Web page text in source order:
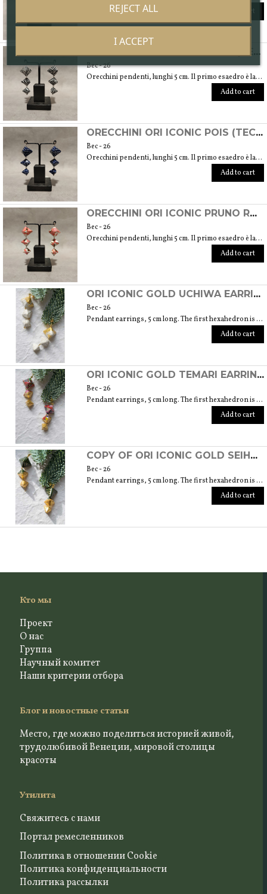
Add to cart
ORECCHINI ORI ICONIC ONDE (TECNICA ORIGAMI CON CARTE ARTIGIANALI GIAPPONESI CHIYOGAMI)
Вес - 26
Orecchini pendenti, lunghi 5 cm. Il primo esaedro è largo 2 cm e alto 1,5 cm
Add to cart
ORECCHINI ORI ICONIC POIS (TECNICA ORIGAMI CON CARTE ARTIGIANALI GIAPPONESI CHIYOGAMI)
Вес - 26
Orecchini pendenti, lunghi 5 cm. Il primo esaedro è largo 2 cm e alto 1,5 cm
Add to cart
ORECCHINI ORI ICONIC PRUNO ROSA (TECNICA ORIGAMI CON CARTE ARTIGIANALI GIAPPONESI CHIYOGAMI)
Вес - 26
Orecchini pendenti, lunghi 5 cm. Il primo esaedro è largo 2 cm e alto 1,5 cm
Add to cart
ORI ICONIC GOLD UCHIWA EARRINGS (ORIGAMI TECHNIQUE WITH JAPANESE CHIYOGAMI CRAFT PAPERS)
Вес - 26
Pendant earrings, 5 cm long. The first hexahedron is 2 cm wide and 1.5 cm high.
Add to cart
ORI ICONIC GOLD TEMARI EARRINGS (ORIGAMI TECHNIQUE WITH JAPANESE CHIYOGAMI CRAFT PAPERS)
Вес - 26
Pendant earrings, 5 cm long. The first hexahedron is 2 cm wide and 1.5 cm high.
Add to cart
COPY OF ORI ICONIC GOLD SEIHOUKEI EARRINGS (ORIGAMI TECHNIQUE WITH JAPANESE CHIYOGAMI CRAFT PAPERS)
Вес - 26
Pendant earrings, 5 cm long. The first hexahedron is 2 cm wide and 1.5 cm high.
Add to cart
Кто мы
Проект
О нас
Группа
Научный комитет
Наши критерии отбора
Блог и новостные статьи
Место, где можно поделиться историей живой,
трудолюбивой Венеции, мировой столицы
красоты
Утилита
Свяжитесь с нами
Портал ремесленников
Политика в отношении Cookie
Политика конфиденциальности
Политика рассылки
REJECT ALL
I ACCEPT